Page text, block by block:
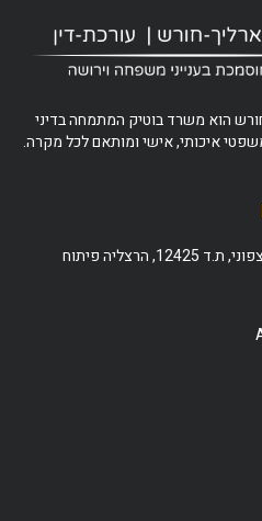
הוא משרד בוטיק המתמחה בדיני
איכותי, אישי ומותאם לכל מקרה.